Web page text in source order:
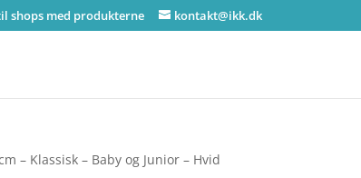
shops med produkterne kontakt@ikk.dk
– Klassisk – Baby og Junior – Hvid